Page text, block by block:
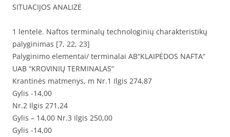
SITUACIJOS ANALIZĖ
1 lentelė. Naftos terminalų technologinių charakteristikų
palyginimas [7, 22, 23]
Palyginimo elementai/ terminalai AB“KLAIPĖDOS NAFTA“
UAB “KROVINIŲ TERMINALAS“
Krantinės matmenys, m Nr.1 Ilgis 274,87
Gylis -14,00
Nr.2 Ilgis 271,24
Gylis – 14,00 Nr.3 Ilgis 250,00
Gylis -14,00